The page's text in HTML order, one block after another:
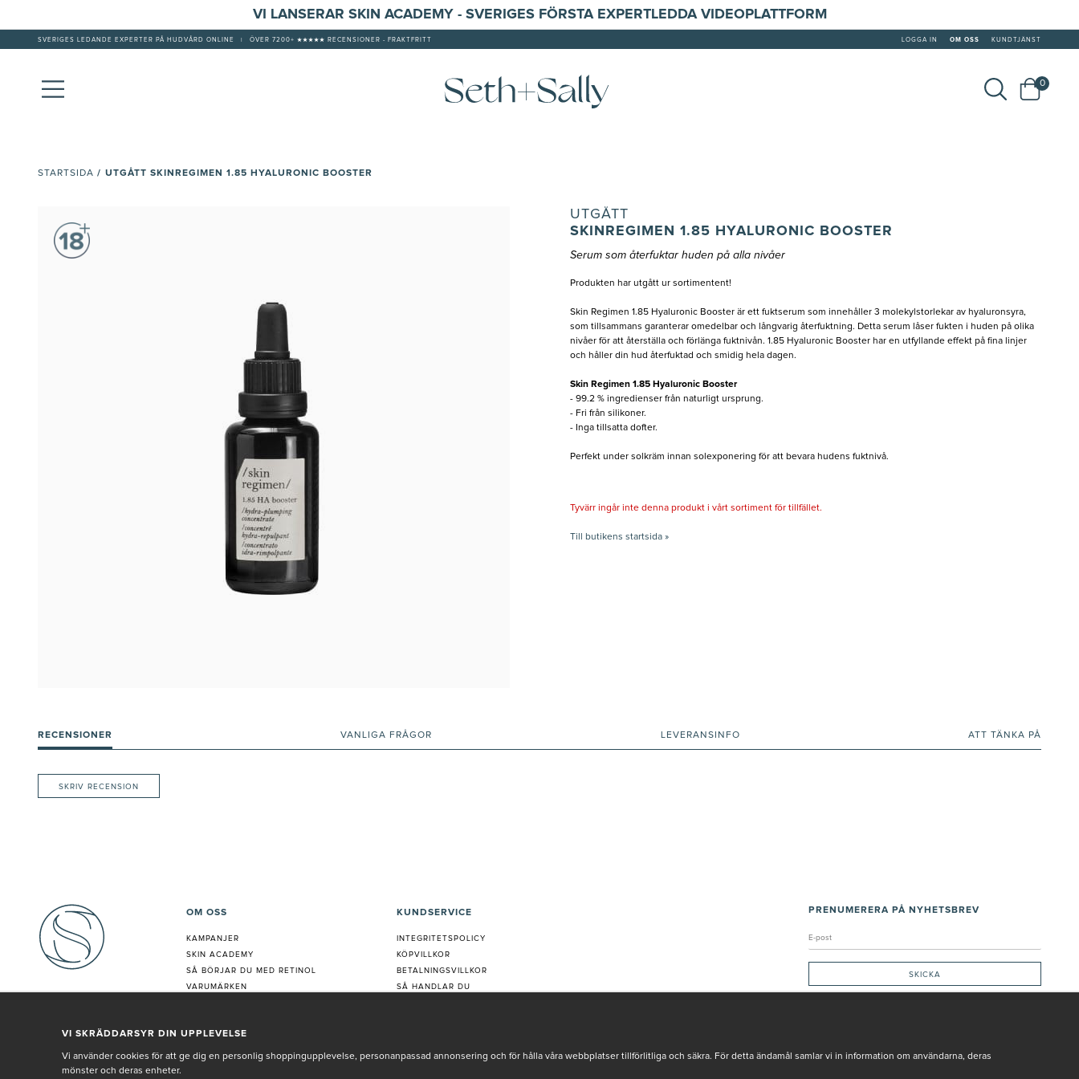
VI LANSERAR SKIN ACADEMY - SVERIGES FÖRSTA EXPERTLEDDA VIDEOPLATTFORM
SVERIGES LEDANDE EXPERTER PÅ HUDVÅRD ONLINE ÖVER 7200+ ★★★★★ RECENSIONER - FRAKTFRITT LOGGA IN OM OSS KUNDTJÄNST
0
STARTSIDA / UTGÅTT SKINREGIMEN 1.85 HYALURONIC BOOSTER
UTGÅTT
SKINREGIMEN 1.85 HYALURONIC BOOSTER
Serum som återfuktar huden på alla nivåer
Produkten har utgått ur sortimentent!
Skin Regimen 1.85 Hyaluronic Booster är ett fuktserum som innehåller 3 molekylstorlekar av hyaluronsyra,
som tillsammans garanterar omedelbar och långvarig återfuktning. Detta serum låser fukten i huden på olika
nivåer för att återställa och förlänga fuktnivån. 1.85 Hyaluronic Booster har en utfyllande effekt på fina linjer
och håller din hud återfuktad och smidig hela dagen.
Skin Regimen 1.85 Hyaluronic Booster
- 99.2 % ingredienser från naturligt ursprung.
- Fri från silikoner.
- Inga tillsatta dofter.
Perfekt under solkräm innan solexponering för att bevara hudens fuktnivå.
Tyvärr ingår inte denna produkt i vårt sortiment för tillfället.
Till butikens startsida »
RECENSIONER VANLIGA FRÅGOR LEVERANSINFO ATT TÄNKA PÅ
SKRIV RECENSION
OM OSS
KAMPANJER
SKIN ACADEMY
SÅ BÖRJAR DU MED RETINOL
VARUMÄRKEN
VÅR PERSONAL
KUNDSERVICE
INTEGRITETSPOLICY
KÖPVILLKOR
BETALNINGSVILLKOR
SÅ HANDLAR DU
REKLAMATION
PRENUMERERA PÅ NYHETSBREV
VI SKRÄDDARSYR DIN UPPLEVELSE
Vi använder cookies för att ge dig en personlig shoppingupplevelse, personanpassad annonsering och för hålla våra webbplatser tillförlitliga och säkra. För detta ändamål samlar vi in information om användarna, deras
mönster och deras enheter.